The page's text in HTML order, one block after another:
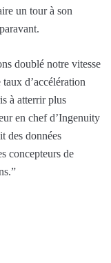
un tour à son
doublé notre vitesse
d’accélération
à atterrir plus
en chef d’Ingenuity
des données
concepteurs de